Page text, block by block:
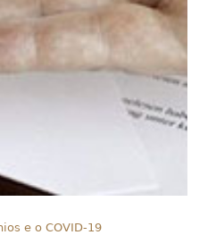
e o COVID-19